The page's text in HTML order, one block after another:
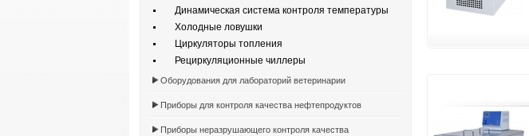
Динамическая система контроля температуры
Холодные ловушки
Циркуляторы топления
Рециркуляционные чиллеры
Оборудования для лабораторий ветеринарии
Приборы для контроля качества нефтепродуктов
Приборы неразрушающего контроля качества